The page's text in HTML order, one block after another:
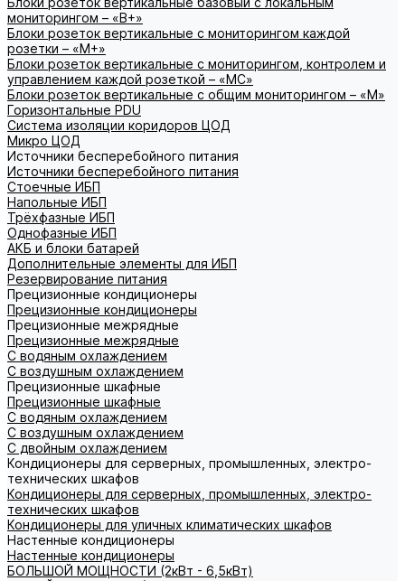
мониторингом – «В+»
Блоки розеток вертикальные с мониторингом каждой
розетки – «М+»
Блоки розеток вертикальные с мониторингом, контролем и
управлением каждой розеткой – «МС»
Блоки розеток вертикальные с общим мониторингом – «М»
Горизонтальные PDU
Система изоляции коридоров ЦОД
Микро ЦОД
Источники бесперебойного питания
Источники бесперебойного питания
Стоечные ИБП
Напольные ИБП
Трёхфазные ИБП
Однофазные ИБП
АКБ и блоки батарей
Дополнительные элементы для ИБП
Резервирование питания
Прецизионные кондиционеры
Прецизионные кондиционеры
Прецизионные межрядные
Прецизионные межрядные
С водяным охлаждением
С воздушным охлаждением
Прецизионные шкафные
Прецизионные шкафные
С водяным охлаждением
С воздушным охлаждением
С двойным охлаждением
Кондиционеры для серверных, промышленных, электро-
технических шкафов
Кондиционеры для серверных, промышленных, электро-
технических шкафов
Кондиционеры для уличных климатических шкафов
Настенные кондиционеры
Настенные кондиционеры
БОЛЬШОЙ МОЩНОСТИ (2кВт - 6,5кВт)